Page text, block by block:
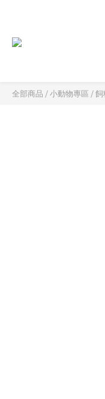
全部商品 /小動物專區 /飼